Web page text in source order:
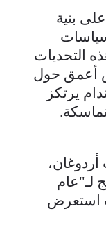
بنية
التحديات
أعمق حول
يرتكز
لـ"عام
استعرض